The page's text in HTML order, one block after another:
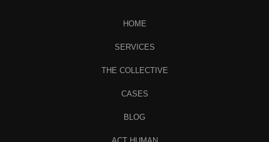
HOME
SERVICES
THE COLLECTIVE
CASES
BLOG